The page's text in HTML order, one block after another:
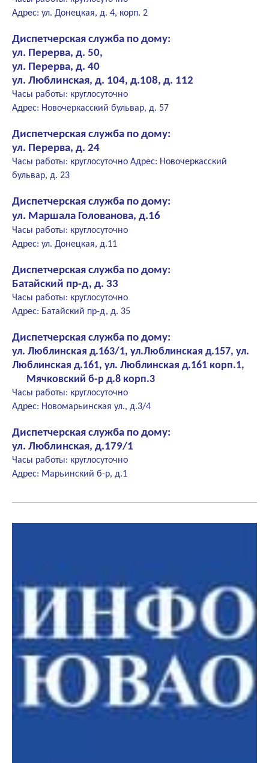
Адрес: ул. Донецкая, д. 4, корп. 2
Диспетчерская служба по дому:
ул. Перерва, д. 50,
ул. Перерва, д. 40
ул. Люблинская, д. 104, д.108, д. 112
Часы работы: круглосуточно
Адрес: Новочеркасский бульвар, д. 57
Диспетчерская служба по дому:
ул. Перерва, д. 24
Часы работы: круглосуточно Адрес: Новочеркасский
бульвар, д. 23
Диспетчерская служба по дому:
ул. Маршала Голованова, д.16
Часы работы: круглосуточно
Адрес: ул. Донецкая, д.11
Диспетчерская служба по дому:
Батайский пр-д, д. 33
Часы работы: круглосуточно
Адрес: Батайский пр-д, д. 35
Диспетчерская служба по дому:
ул. Люблинская д.163/1, ул.Люблинская д.157, ул.
Люблинская д.161, ул. Люблинская д.161 корп.1,
Мячковский б-р д.8 корп.3
Часы работы: круглосуточно
Адрес: Новомарьинская ул., д.3/4
Диспетчерская служба по дому:
ул. Люблинская, д.179/1
Часы работы: круглосуточно
Адрес: Марьинский б-р, д.1